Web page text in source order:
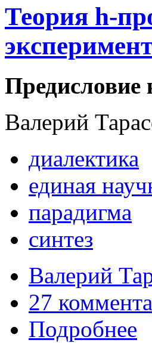
Теория h-
Предисловие
Валерий
диалектика
единая
парадигма
синтез
Валерий
27
Подробнее